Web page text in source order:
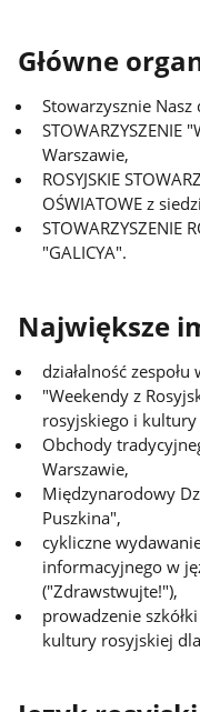
Główne
Stowarzysznie
STOWARZYSZENIE
Warszawie,
ROSYJSKIE
OŚWIATOWE z
STOWARZYSZENIE
"GALICYA".
Największe
działalność
"Weekendy z
rosyjskiego i
Obchody
Warszawie,
Międzynarodowy
Puszkina",
cykliczne
informacyjnego w
("Zdrawstwujte!"),
prowadzenie
kultury rosyjskiej